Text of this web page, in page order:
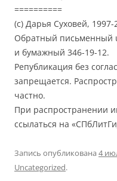
==========
(с) Дарья Суховей, 1997-
Обратный письменный
и бумажный 346-19-12.
Републикация без
запрещается.
частно.
При распространении
ссылаться на
Запись опубликована 4
Uncategorized.